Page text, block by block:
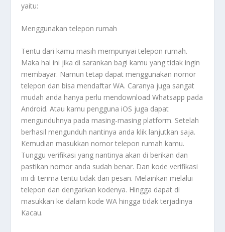
yaitu:
Menggunakan telepon rumah
Tentu dari kamu masih mempunyai telepon rumah.
Maka hal ini jika di sarankan bagi kamu yang tidak ingin
membayar. Namun tetap dapat menggunakan nomor
telepon dan bisa mendaftar WA. Caranya juga sangat
mudah anda hanya perlu mendownload Whatsapp pada
Android. Atau kamu pengguna iOS juga dapat
mengunduhnya pada masing-masing platform. Setelah
berhasil mengunduh nantinya anda klik lanjutkan saja.
Kemudian masukkan nomor telepon rumah kamu.
Tunggu verifikasi yang nantinya akan di berikan dan
pastikan nomor anda sudah benar. Dan kode verifikasi
ini di terima tentu tidak dari pesan. Melainkan melalui
telepon dan dengarkan kodenya. Hingga dapat di
masukkan ke dalam kode WA hingga tidak terjadinya
Kacau.